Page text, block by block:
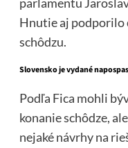
Hnutie aj
schôdzu.
Slovensko je vydané
Podľa Fica mohli
konanie schôdze,
nejaké návrhy na